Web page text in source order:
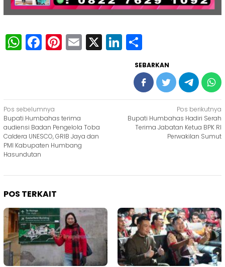
WhatsApp
Facebook
Pinterest
Email
X LinkedIn
SEBARKAN
Navigasi
pos
Pos sebelumnya
Bupati Humbahas terima
audiensi Badan Pengelola Toba
Caldera UNESCO, GRIB Jaya dan
PMI Kabupaten Humbang
Hasundutan
Pos berikutnya
Bupati Humbahas Hadiri Serah
Terima Jabatan Ketua BPK RI
Perwakilan Sumut
POS TERKAIT